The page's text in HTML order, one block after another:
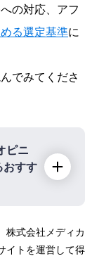
の対応、アフ
る選定基準に
でみてくださ
ピニ
おすす
株式会社メディカ
イトを運営して得